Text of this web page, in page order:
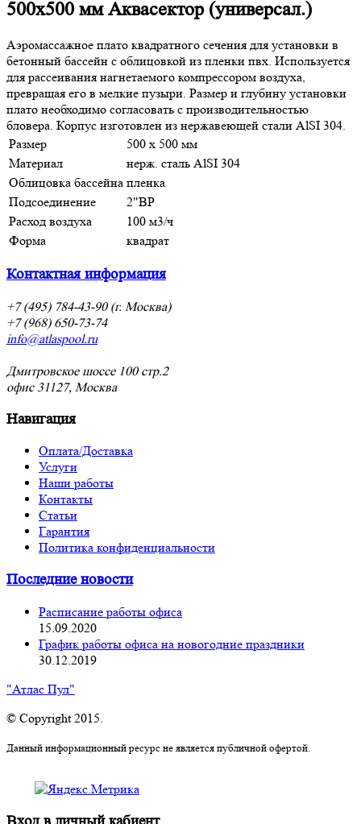
500х500 мм Аквасектор (универсал.)
Аэромассажное плато квадратного сечения для установки в
бетонный бассейн с облицовкой из пленки пвх. Используется
для рассеивания нагнетаемого компрессором воздуха,
превращая его в мелкие пузыри. Размер и глубину установки
плато необходимо согласовать с производительностью
бловера. Корпус изготовлен из нержавеющей стали AlSI 304.
Размер
500 х 500 мм
Материал
нерж. cталь AlSI 304
Облицовка бассейна пленка
Подсоединение
2"ВР
Расход воздуха
100 м3/ч
Форма
квадрат
Контактная информация
+7 (495) 784-43-90 (г. Москва)
+7 (968) 650-73-74
info@atlaspool.ru
Дмитровское шоссе 100 стр.2
офис 31127, Москва
Навигация
Оплата/Доставка
Услуги
Наши работы
Контакты
Статьи
Гарантия
Политика конфиденциальности
Последние новости
Расписание работы офиса
15.09.2020
График работы офиса на новогодние праздники
30.12.2019
"Атлас Пул"
© Copyright 2015.
Данный информационный ресурс не является публичной офертой.